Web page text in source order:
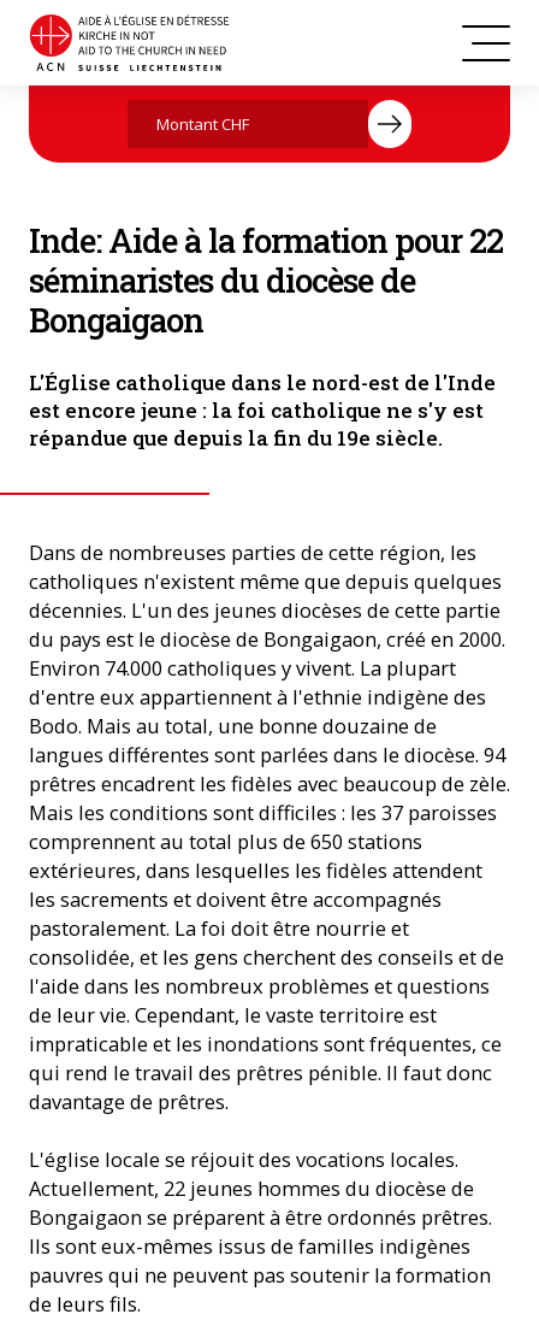
Inde
Agissez maintenant par votre don
Inde: Aide à la formation pour 22
séminaristes du diocèse de
Bongaigaon
L'Église catholique dans le nord-est de l'Inde
est encore jeune : la foi catholique ne s'y est
répandue que depuis la fin du 19e siècle.
Dans de nombreuses parties de cette région, les
catholiques n'existent même que depuis quelques
décennies. L'un des jeunes diocèses de cette partie
du pays est le diocèse de Bongaigaon, créé en 2000.
Environ 74.000 catholiques y vivent. La plupart
d'entre eux appartiennent à l'ethnie indigène des
Bodo. Mais au total, une bonne douzaine de
langues différentes sont parlées dans le diocèse. 94
prêtres encadrent les fidèles avec beaucoup de zèle.
Mais les conditions sont difficiles : les 37 paroisses
comprennent au total plus de 650 stations
extérieures, dans lesquelles les fidèles attendent
les sacrements et doivent être accompagnés
pastoralement. La foi doit être nourrie et
consolidée, et les gens cherchent des conseils et de
l'aide dans les nombreux problèmes et questions
de leur vie. Cependant, le vaste territoire est
impraticable et les inondations sont fréquentes, ce
qui rend le travail des prêtres pénible. Il faut donc
davantage de prêtres.
L'église locale se réjouit des vocations locales.
Actuellement, 22 jeunes hommes du diocèse de
Bongaigaon se préparent à être ordonnés prêtres.
Ils sont eux-mêmes issus de familles indigènes
pauvres qui ne peuvent pas soutenir la formation
de leurs fils.